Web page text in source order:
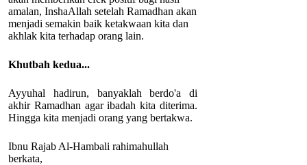
amalan, InshaAllah setelah Ramadhan akan
menjadi semakin baik ketakwaan kita dan
akhlak kita terhadap orang lain.
Khutbah kedua...
Ayyuhal hadirun, banyaklah berdo'a di
akhir Ramadhan agar ibadah kita diterima.
Hingga kita menjadi orang yang bertakwa.
Ibnu Rajab Al-Hambali rahimahullah
berkata,